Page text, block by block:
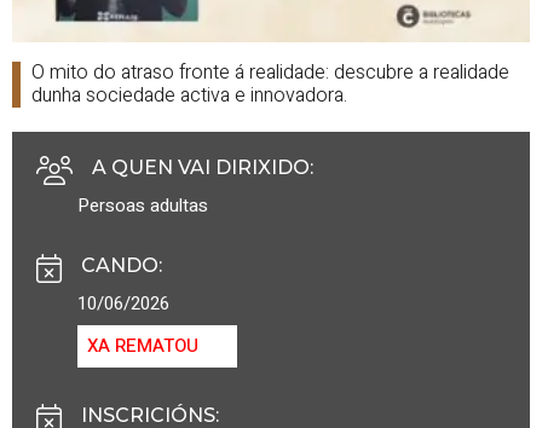
O mito do atraso fronte á realidade: descubre a realidade
dunha sociedade activa e innovadora.
A QUEN VAI DIRIXIDO:
Persoas adultas
CANDO:
10/06/2026
XA REMATOU
INSCRICIÓNS: